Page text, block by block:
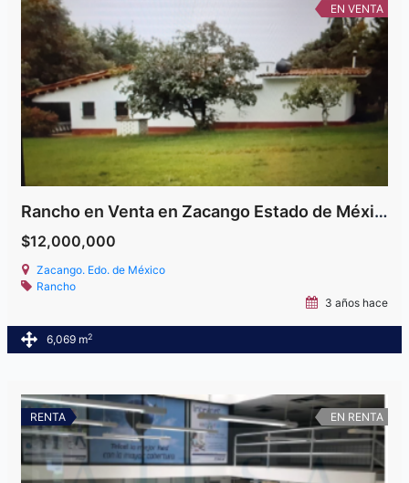
EN VENTA
Rancho en Venta en Zacango Estado de México
$12,000,000
Zacango. Edo. de México
Rancho
3 años hace
6,069 m2
RENTA EN RENTA